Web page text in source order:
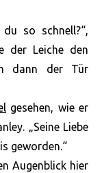
so schnell?“,
der Leiche den
dann der Tür
gesehen, wie er
„Seine Liebe
geworden.“
Augenblick hier